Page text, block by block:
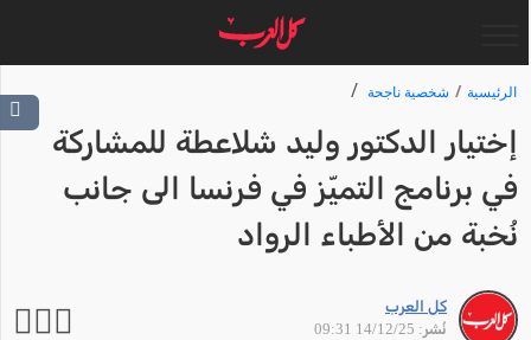
الرئيسية شخصية ناجحة
إختيار الدكتور وليد شلاعطة للمشاركة
في برنامج التميّز في فرنسا الى جانب
نُخبة من الأطباء الرواد
كل العرب
نُشر: 14/12/25 09:31